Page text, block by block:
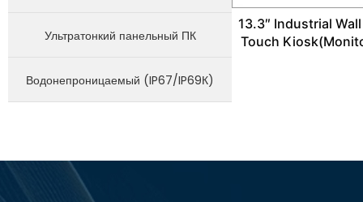
Ультратонкий панельный ПК
Водонепроницаемый (IP67/IP69К)
13.3″ Industrial
Touch